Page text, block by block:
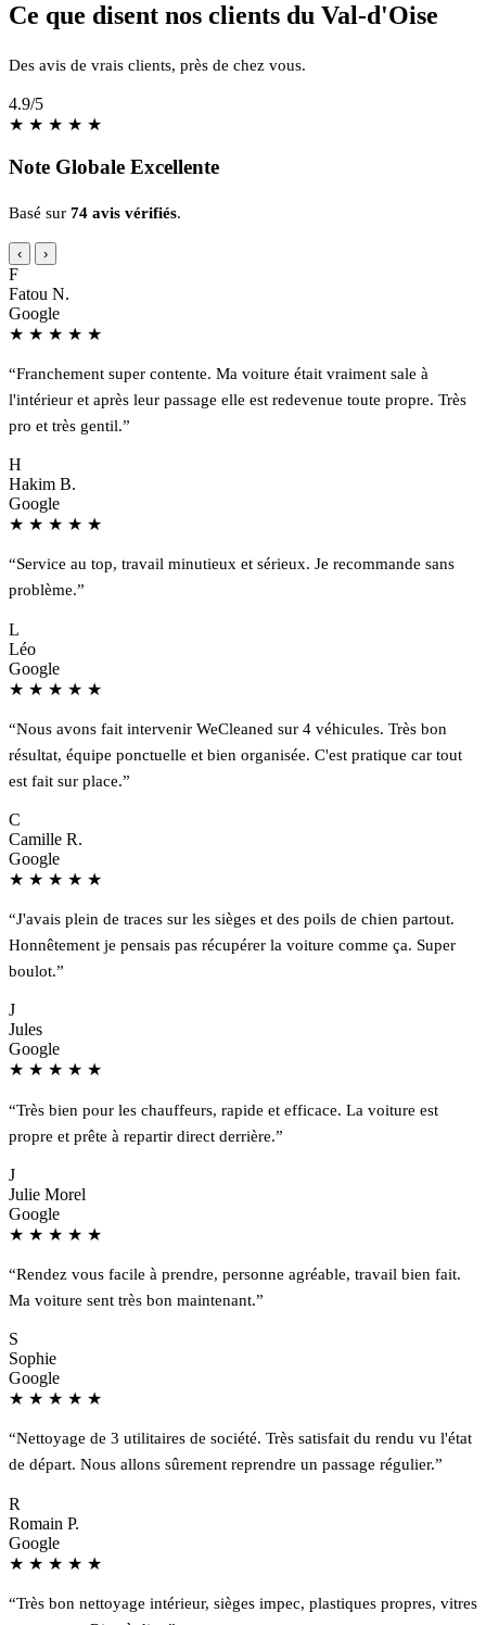
Ce que disent nos clients du Val-d'Oise
Des avis de vrais clients, près de chez vous.
4.9/5
★ ★ ★ ★ ★
Note Globale Excellente
Basé sur 74 avis vérifiés.
‹ ›
F
Fatou N.
Google
★ ★ ★ ★ ★
“Franchement super contente. Ma voiture était vraiment sale à
l'intérieur et après leur passage elle est redevenue toute propre. Très
pro et très gentil.”
H
Hakim B.
Google
★ ★ ★ ★ ★
“Service au top, travail minutieux et sérieux. Je recommande sans
problème.”
L
Léo
Google
★ ★ ★ ★ ★
“Nous avons fait intervenir WeCleaned sur 4 véhicules. Très bon
résultat, équipe ponctuelle et bien organisée. C'est pratique car tout
est fait sur place.”
C
Camille R.
Google
★ ★ ★ ★ ★
“J'avais plein de traces sur les sièges et des poils de chien partout.
Honnêtement je pensais pas récupérer la voiture comme ça. Super
boulot.”
J
Jules
Google
★ ★ ★ ★ ★
“Très bien pour les chauffeurs, rapide et efficace. La voiture est
propre et prête à repartir direct derrière.”
J
Julie Morel
Google
★ ★ ★ ★ ★
“Rendez vous facile à prendre, personne agréable, travail bien fait.
Ma voiture sent très bon maintenant.”
S
Sophie
Google
★ ★ ★ ★ ★
“Nettoyage de 3 utilitaires de société. Très satisfait du rendu vu l'état
de départ. Nous allons sûrement reprendre un passage régulier.”
R
Romain P.
Google
★ ★ ★ ★ ★
“Très bon nettoyage intérieur, sièges impec, plastiques propres, vitres